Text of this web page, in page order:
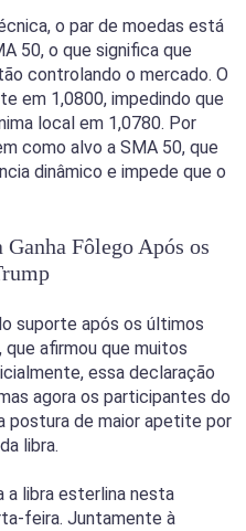
o par de moedas está
50, o que significa que
controlando o mercado. O
em 1,0800, impedindo que
local em 1,0780. Por
como alvo a SMA 50, que
dinâmico e impede que o
Fôlego Após os
suporte após os últimos
afirmou que muitos
essa declaração
agora os participantes do
postura de maior apetite por
libra.
a libra esterlina nesta
feira. Juntamente à